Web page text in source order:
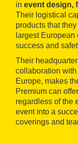
in event design,
Their logistical
products that
largest
success and
Their
collaboration
Europe, makes
Premium can
regardless of the
event into a
coverings and